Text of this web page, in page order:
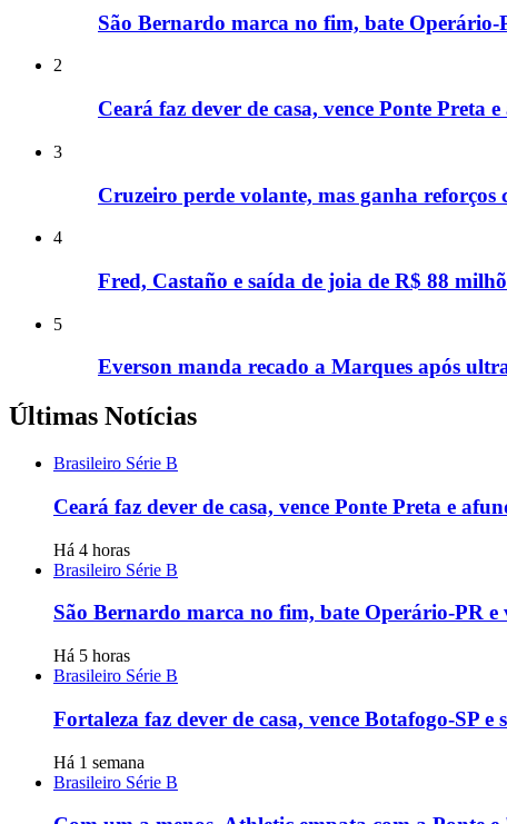
São Bernardo marca no fim, bate Operário-
2
Ceará faz dever de casa, vence Ponte
3
Cruzeiro perde volante, mas ganha
4
Fred, Castaño e saída de joia de R$ 88
5
Everson manda recado a Marques após
Últimas Notícias
Brasileiro Série B
Ceará faz dever de casa, vence Ponte Preta e
Há 4 horas
Brasileiro Série B
São Bernardo marca no fim, bate Operário-PR e
Há 5 horas
Brasileiro Série B
Fortaleza faz dever de casa, vence Botafogo-SP e
Há 1 semana
Brasileiro Série B